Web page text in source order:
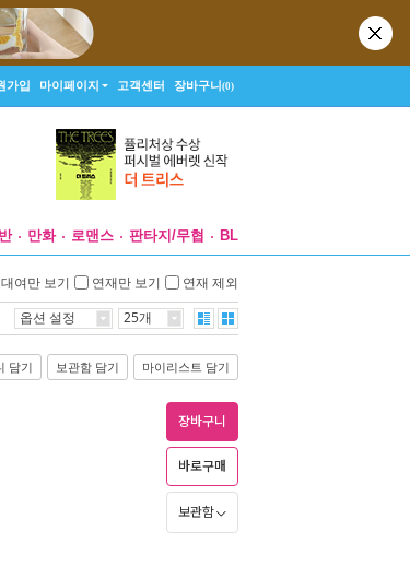
가입 마이페이지 고객센터 장바구니(0)
만화 로맨스 판타지/무협 BL
대여만 보기 연재만 보기 연재 제외
옵션 설정 25개
담기 보관함 담기 마이리스트 담기
장바구니
바로구매
보관함